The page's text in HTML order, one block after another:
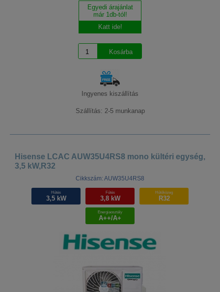
Egyedi árajánlat
már 1db-tól!
Katt ide!
Ingyenes kiszállítás
Szállítás: 2-5 munkanap
Hisense LCAC AUW35U4RS8 mono kültéri egység,
3,5 kW,R32
Cikkszám: AUW35U4RS8
Hűtés
3,5 kW
Fűtés
3,8 kW
Hűtőközeg
R32
Energiaosztály
A++/A+